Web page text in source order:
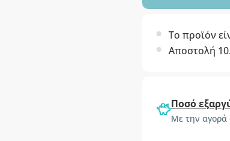
Το προϊόν
Αποστολή
Ποσό
Με την αγορά